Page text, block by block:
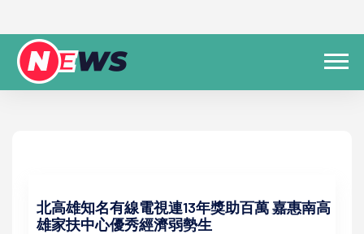
北高雄知名有線電視連13年獎助百萬 嘉惠南高
雄家扶中心優秀經濟弱勢生